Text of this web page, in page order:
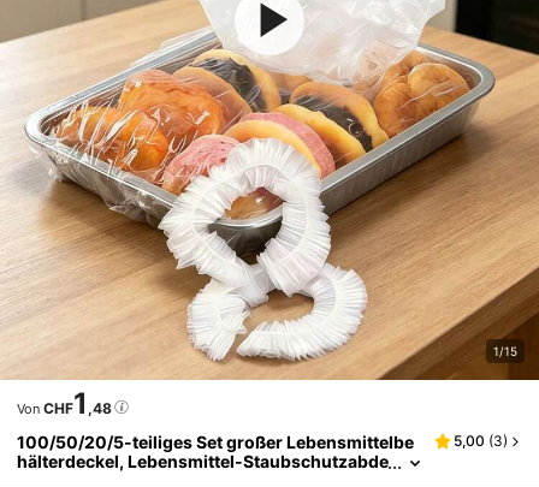
1/15
Von CHF1 ,48
100/50/20/5-teiliges Set großer Lebensmittelbe
hälterdeckel, Lebensmittel-Staubschutzabde
5,00 (3)